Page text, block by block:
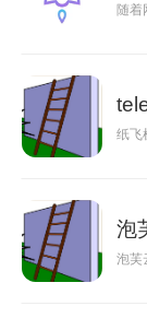
随着
纸飞
泡
泡芙